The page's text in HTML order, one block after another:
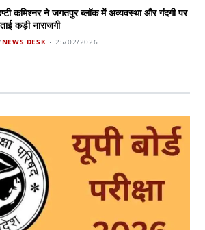
कमिश्नर ने जगतपुर ब्लॉक में अव्यवस्था और गंदगी पर
कड़ी नाराजगी
NEWS DESK 25/02/2026